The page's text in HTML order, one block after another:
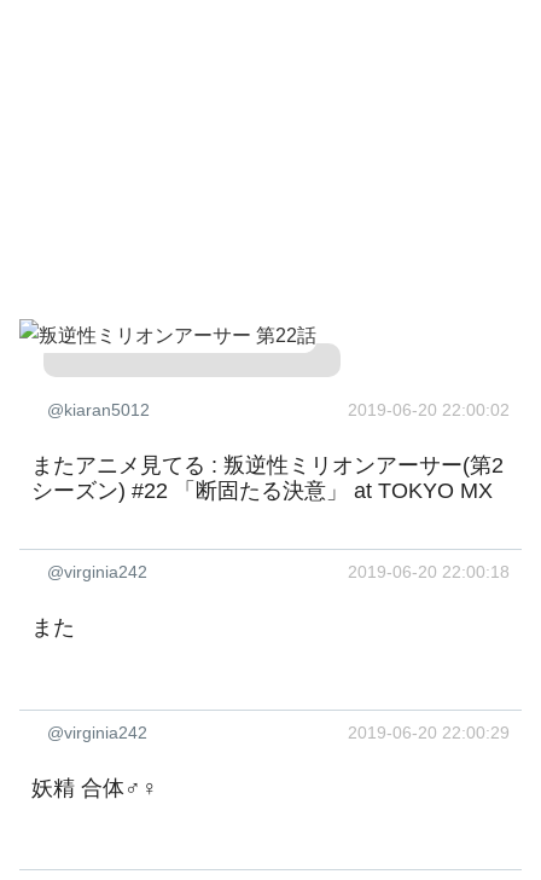
@kiaran5012 2019-06-20 22:00:02
またアニメ見てる : 叛逆性ミリオンアーサー(第2
シーズン) #22 「断固たる決意」 at TOKYO MX
@virginia242 2019-06-20 22:00:18
また
@virginia242 2019-06-20 22:00:29
妖精 合体♂♀